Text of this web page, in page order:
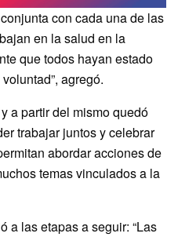
con cada una de las
en la salud en la
que todos hayan estado
agregó.
a partir del mismo quedó
trabajar juntos y celebrar
abordar acciones de
temas vinculados a la
a las etapas a seguir: “Las